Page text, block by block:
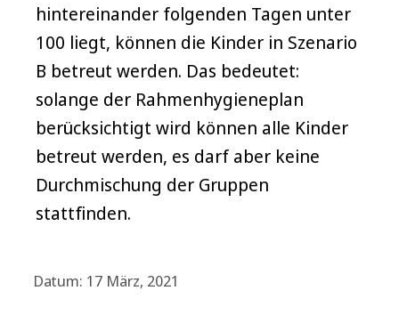
hintereinander folgenden Tagen unter
100 liegt, können die Kinder in Szenario
B betreut werden. Das bedeutet:
solange der Rahmenhygieneplan
berücksichtigt wird können alle Kinder
betreut werden, es darf aber keine
Durchmischung der Gruppen
stattfinden.
Datum: 17 März, 2021